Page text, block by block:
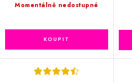
Momentálně nedostupné